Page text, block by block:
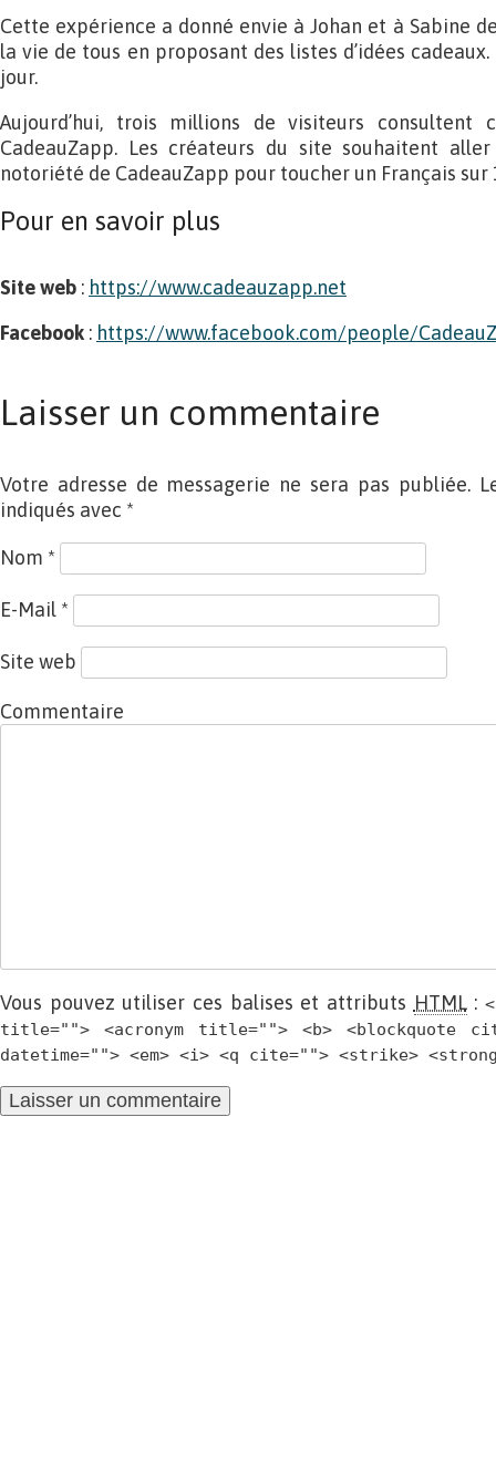
Cette expérience a donné envie à Johan et à Sabine
la vie de tous en proposant des listes d’idées
jour.
Aujourd’hui, trois millions de visiteurs consultent
CadeauZapp. Les créateurs du site souhaitent
notoriété de CadeauZapp pour toucher un Français sur
Pour en savoir plus
Site web : https://www.cadeauzapp.net
Facebook : https://www.facebook.com/people/
Laisser un commentaire
Votre adresse de messagerie ne sera pas publiée.
indiqués avec *
Nom *
E-Mail *
Site web
Commentaire
Vous pouvez utiliser ces balises et attributs HTML:
title=""> <acronym title=""> <b> <blockquote
datetime=""> <em> <i> <q cite=""> <strike>